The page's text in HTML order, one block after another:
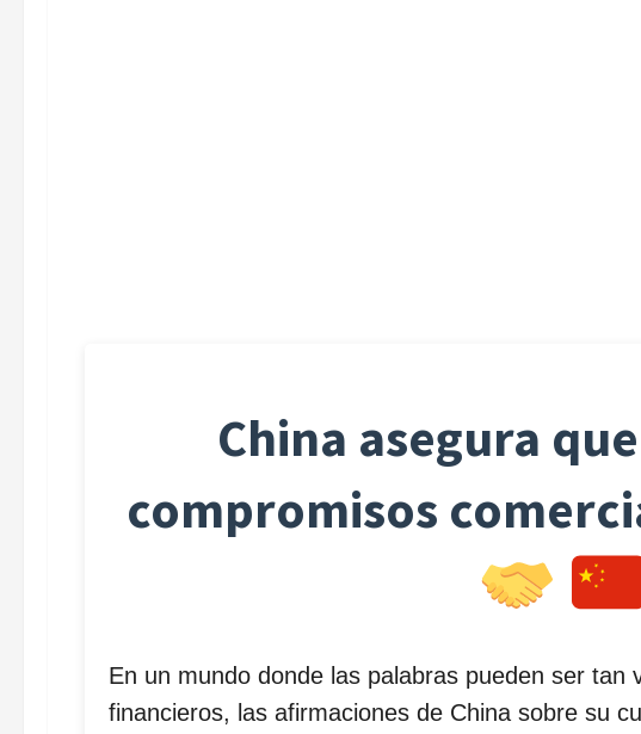
China asegura
compromisos
En un mundo donde las palabras pueden ser tan
financieros, las afirmaciones de China sobre su